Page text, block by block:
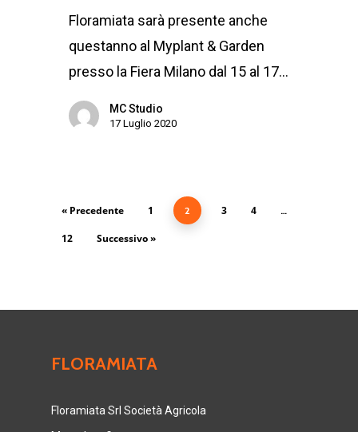
Floramiata sarà presente anche
questanno al Myplant & Garden
presso la Fiera Milano dal 15 al 17…
MC Studio
17 Luglio 2020
« Precedente 1 2 3 4 …
12 Successivo »
FLORAMIATA
Floramiata Srl Società Agricola